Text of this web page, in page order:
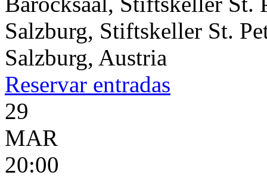
Salzburg, Stiftskeller St.
Salzburg, Austria
Reservar entradas
29
MAR
20:00